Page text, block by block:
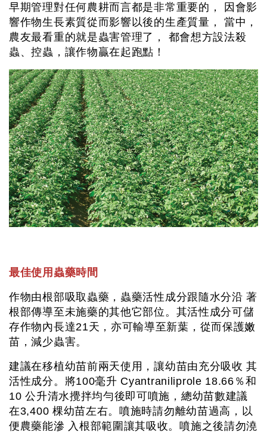
早期管理對任何農耕而言都是非常重要的， 因會影
響作物生長素質從而影響以後的生產質量， 當中，
農友最看重的就是蟲害管理了， 都會想方設法殺
蟲、控蟲，讓作物贏在起跑點！
最佳使用蟲藥時間
作物由根部吸取蟲藥，蟲藥活性成分跟隨水分沿 著
根部傳導至未施藥的其他它部位。其活性成分可儲
存作物內長達21天，亦可輸導至新葉，從而保護嫩
苗，減少蟲害。
建議在移植幼苗前兩天使用，讓幼苗由充分吸收 其
活性成分。將100毫升 Cyantraniliprole 18.66％和
10 公升清水攪拌均勻後即可噴施，總幼苗數建議
在3,400 棵幼苗左右。噴施時請勿離幼苗過高，以
便農藥能滲 入根部範圍讓其吸收。噴施之後請勿澆